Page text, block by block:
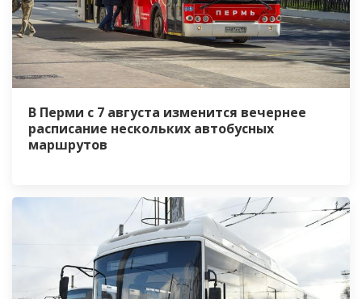
В Перми с 7 августа изменится вечернее
расписание нескольких автобусных
маршрутов